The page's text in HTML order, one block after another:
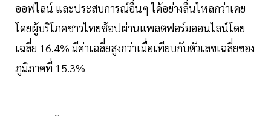
ออฟไลน์ และประสบการณ์อื่นๆ ได้อย่างลื่นไหลกว่าเคย
โดยผู้บริโภคชาวไทยช้อปผ่านแพลตฟอร์มออนไลน์โดย
เฉลี่ย 16.4% มีค่าเฉลี่ยสูงกว่าเมื่อเทียบกับตัวเลขเฉลี่ยของ
ภูมิภาคที่ 15.3%